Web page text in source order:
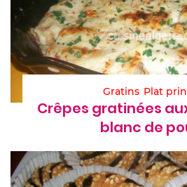
Gratins Plat
Crêpes gratinées
blanc de